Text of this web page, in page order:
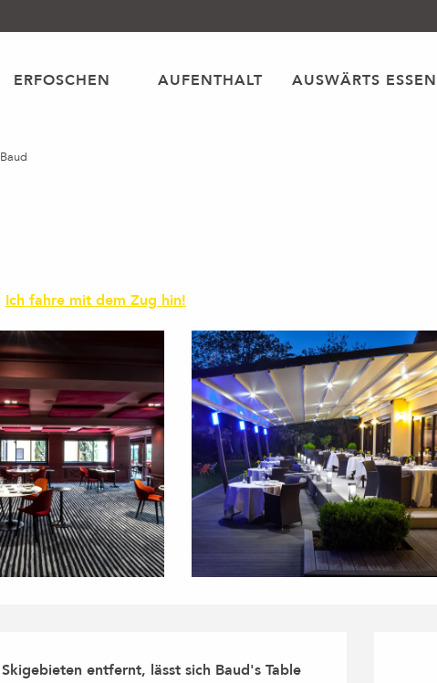
ERFOSCHEN AUFENTHALT AUSWÄRTS ESSEN
Ich fahre mit dem Zug hin!
entfernt, lässt sich Baud's Table